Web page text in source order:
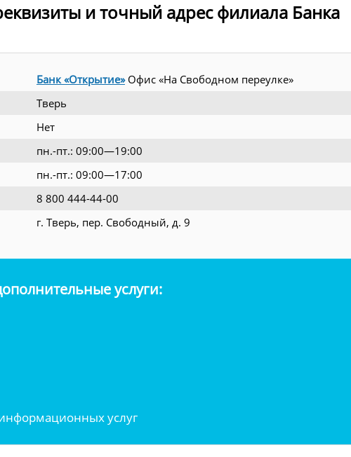
и точный адрес филиала Банка
Банк «Открытие»Офис «На Свободном переулке»
Тверь
Нет
пн.-пт.: 09:00—19:00
пн.-пт.: 09:00—17:00
8 800 444-44-00
г. Тверь, пер. Свободный, д. 9
услуги:
услуг